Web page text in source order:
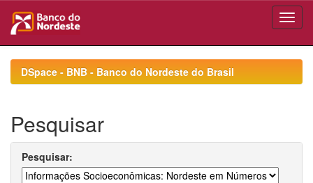
navigationDSpace - BNB - Banco do Nordeste do Brasil
Pesquisar
Pesquisar: